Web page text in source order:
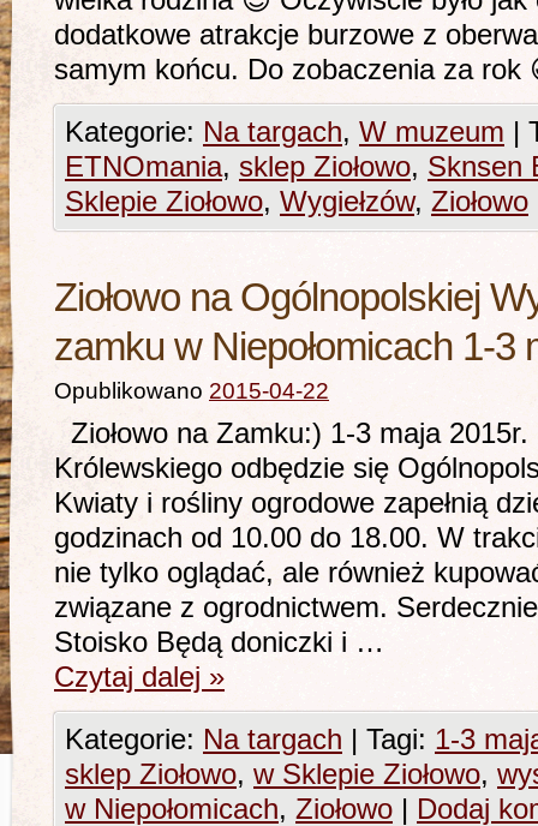
dodatkowe atrakcje burzowe z
samym końcu. Do
Kategorie: Na targach, W muzeum |
ETNOmania, sklep Ziołowo, Sknsen
Sklepie Ziołowo, Wygiełzów, Ziołowo
Ziołowo na Ogólnopolskiej
zamku w Niepołomicach 1-3
Opublikowano 2015-04-22
Ziołowo na Zamku:) 1-3 maja
Królewskiego odbędzie się
Kwiaty i rośliny ogrodowe zapełnią
godzinach od 10.00 do 18.00. W
nie tylko oglądać, ale również
związane z ogrodnictwem.
Stoisko Będą doniczki i …
Czytaj dalej »
Kategorie: Na targach | Tagi: 1-3
sklep Ziołowo, w Sklepie Ziołowo,
w Niepołomicach, Ziołowo | Dodaj